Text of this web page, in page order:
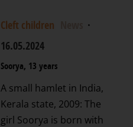
Cleft children
·
16.05.2024
Soorya, 13 years
A small hamlet in India,
Kerala state, 2009: The
girl Soorya is born with